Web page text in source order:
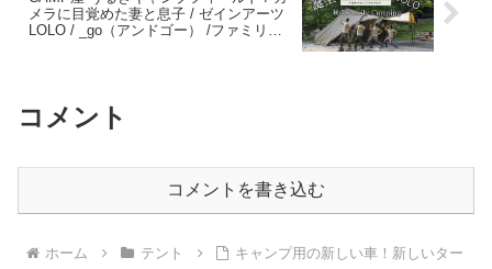
メラに目覚めた妻と息子 / ゼインアーツ
LOLO / _go（アンドゴー） /ファミリー
コメント
コメントを書き込む
ホーム テント
キャンプ用の新しい車！新しいター